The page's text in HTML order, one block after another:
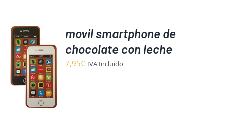
movil smartphone de
chocolate con leche
7,95€ IVA Incluido